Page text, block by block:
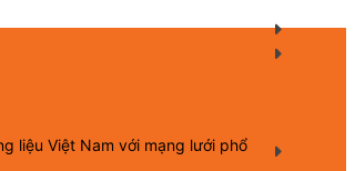
liệu Việt Nam với mạng lưới phổ